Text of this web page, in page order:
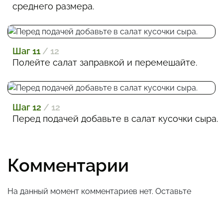
среднего размера.
Шаг 11 / 12
Полейте салат заправкой и перемешайте.
Шаг 12 / 12
Перед подачей добавьте в салат кусочки сыра.
Комментарии
На данный момент комментариев нет. Оставьте